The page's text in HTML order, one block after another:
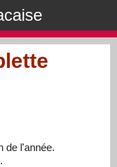
de l'année.